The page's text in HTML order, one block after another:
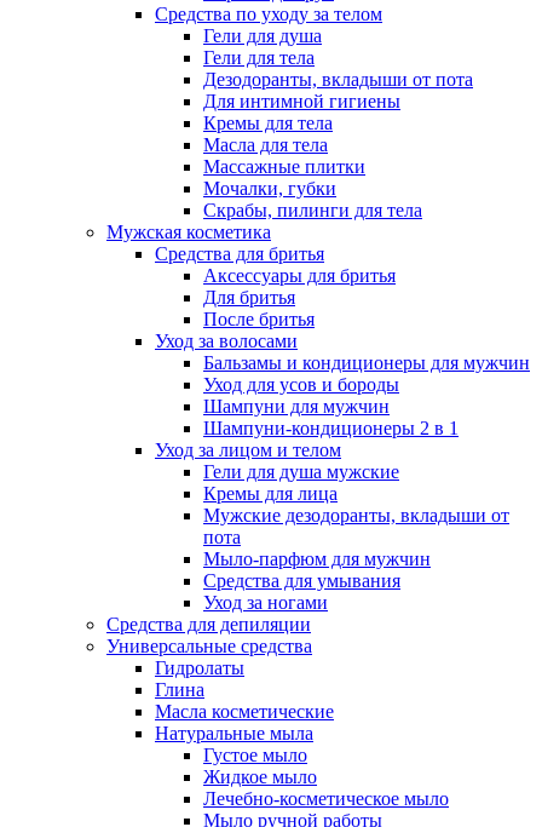
Средства по уходу за телом
Гели для душа
Гели для тела
Дезодоранты, вкладыши от пота
Для интимной гигиены
Кремы для тела
Масла для тела
Массажные плитки
Мочалки, губки
Скрабы, пилинги для тела
Мужская косметика
Средства для бритья
Аксессуары для бритья
Для бритья
После бритья
Уход за волосами
Бальзамы и кондиционеры для мужчин
Уход для усов и бороды
Шампуни для мужчин
Шампуни-кондиционеры 2 в 1
Уход за лицом и телом
Гели для душа мужские
Кремы для лица
Мужские дезодоранты, вкладыши от
пота
Мыло-парфюм для мужчин
Средства для умывания
Уход за ногами
Средства для депиляции
Универсальные средства
Гидролаты
Глина
Масла косметические
Натуральные мыла
Густое мыло
Жидкое мыло
Лечебно-косметическое мыло
Мыло ручной работы